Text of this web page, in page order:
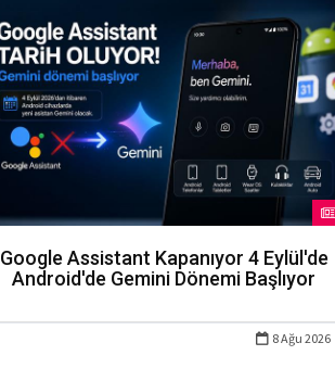
Google Assistant Kapanıyor 4 Eylül'de
Android'de Gemini Dönemi Başlıyor
8 Ağu 2026